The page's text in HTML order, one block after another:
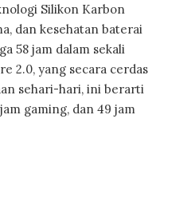
Silikon Karbon
dan kesehatan baterai
58 jam dalam sekali
2.0, yang secara cerdas
sehari-hari, ini berarti
gaming, dan 49 jam